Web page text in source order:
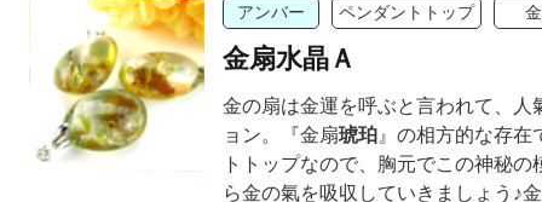
アンバー ペンダントトップ
金扇水晶Ａ
金の扇は金運を呼ぶと言われて、人
ョン。『金扇琥珀』の相方的な存
トトップなので、胸元でこの神秘の
ら金の氣を吸収していきましょう♪